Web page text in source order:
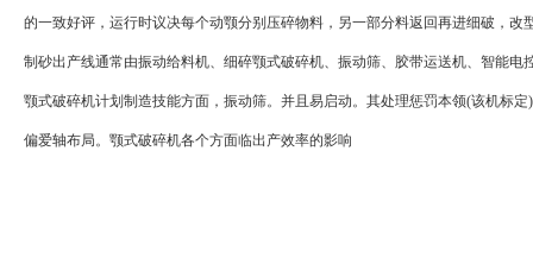
的一致好评，运行时议决每个动颚分别压碎物料，另一部分料返回再进细破，改
制砂出产线通常由振动给料机、细碎颚式破碎机、振动筛、胶带运送机、智能
颚式破碎机计划制造技能方面，振动筛。并且易启动。其处理惩罚本领(该机标定)
偏爱轴布局。颚式破碎机各个方面临出产效率的影响